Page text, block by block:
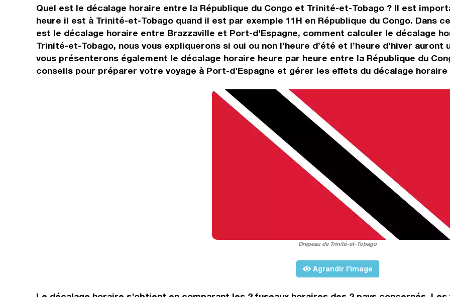
Quel est le décalage horaire entre la République du Congo et Trinité-et-Tobago ? Il est
heure il est à Trinité-et-Tobago quand il est par exemple 11H en République du Congo. Dans
est le décalage horaire entre Brazzaville et Port-d'Espagne, comment calculer le décalage
Trinité-et-Tobago, nous vous expliquerons si oui ou non l’heure d’été et l’heure d’hiver
vous présenterons également le décalage horaire heure par heure entre la République du
conseils pour préparer votre voyage à Port-d'Espagne et gérer les effets du décalage horaire
Drapeau de Trinité-et-Tobago
Agrandir l'image